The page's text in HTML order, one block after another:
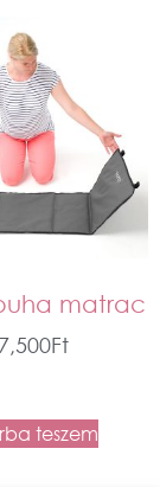
matrac
Ft
teszem